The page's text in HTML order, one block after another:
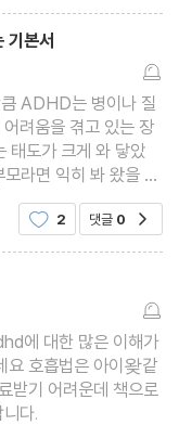
움이 되는 자료들
기본서
ADHD는 병이나 질
려움을 겪고 있는 장
태도가 크게 와 닿았
라면 익히 봐 왔을 내
쉽게 설명하고 있으며,
해 볼 수 있게 안내해
2 댓글 0
에 대한 많은 이해가
요 호흡법은 아이왖같
받기 어려운데 책으로
다.